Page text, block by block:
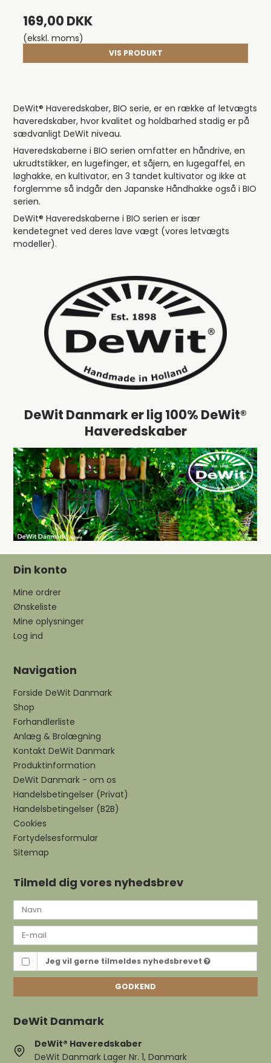
169,00 DKK
(ekskl. moms)
VIS PRODUKT
DeWit® Haveredskaber, BIO serie, er en række af letvægts
haveredskaber, hvor kvalitet og holdbarhed stadig er på
sædvanligt DeWit niveau.
Haveredskaberne i BIO serien omfatter en håndrive, en
ukrudtstikker, en lugefinger, et såjern, en lugegaffel, en
løghakke, en kultivator, en 3 tandet kultivator og ikke at
forglemme så indgår den Japanske Håndhakke også i BIO
serien.
DeWit® Haveredskaberne i BIO serien er især
kendetegnet ved deres lave vægt (vores letvægts
modeller).
DeWit Danmark er lig 100% DeWit®
Haveredskaber
Din konto
Mine ordrer
Ønskeliste
Mine oplysninger
Log ind
Navigation
Forside DeWit Danmark
Shop
Forhandlerliste
Anlæg & Brolægning
Kontakt DeWit Danmark
Produktinformation
DeWit Danmark - om os
Handelsbetingelser (Privat)
Handelsbetingelser (B2B)
Cookies
Fortydelsesformular
Sitemap
Tilmeld dig vores nyhedsbrev
Jeg vil gerne tilmeldes nyhedsbrevet
GODKEND
DeWit Danmark
DeWit® Haveredskaber
DeWit Danmark Lager Nr. 1, Danmark